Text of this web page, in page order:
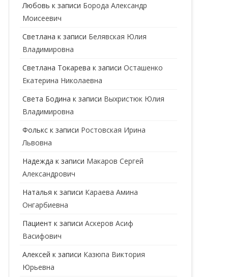
ГИНЕКОЛОГ
ГОМЕОПАТ
ДЕРМАТОЛОГ
ДЕТСКИЕ ВРАЧИ ДЕТСКИЙ КАРДИОЛОГ
ДЕТСКИЙ ХИРУРГ
ПЕРИНАТАЛЬНЫЙ ПСИХОЛОГ
КАРДИОЛОГ
КОСМЕТОЛОГ
МАССАЖИСТ
НАРКОЛОГ
НЕВРОПАТОЛОГ
Любовь к записи Борода Александр
Моисеевич
Светлана к записи Белявская Юлия
Владимировна
Cветлана Токарева к записиОсташенко
Екатерина Николаевна
Света Бодина к записи Выхристюк Юлия
Владимировна
Фолькс к записи Ростовская Ирина
Львовна
Надежда к записи Макаров Сергей
Александрович
Наталья к записи Караева Амина
Онгарбиевна
Пациент к записиАскеров Асиф
Васифович
Алексей к записи Казюпа Виктория
Юрьевна